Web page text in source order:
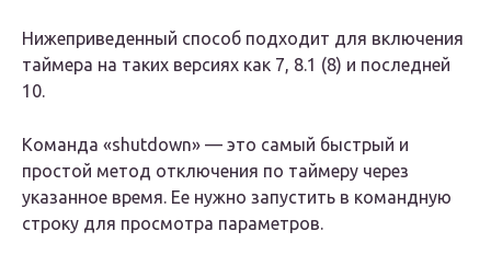
Нижеприведенный способ подходит для включения
таймера на таких версиях как 7, 8.1 (8) и последней
10.
Команда «shutdown» — это самый быстрый и
простой метод отключения по таймеру через
указанное время. Ее нужно запустить в командную
строку для просмотра параметров.